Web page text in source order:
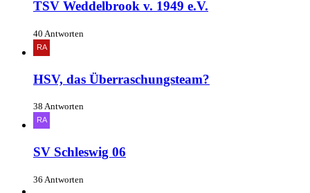
TSV Weddelbrook v. 1949 e.V.
40 Antworten
HSV, das Überraschungsteam?
38 Antworten
SV Schleswig 06
36 Antworten